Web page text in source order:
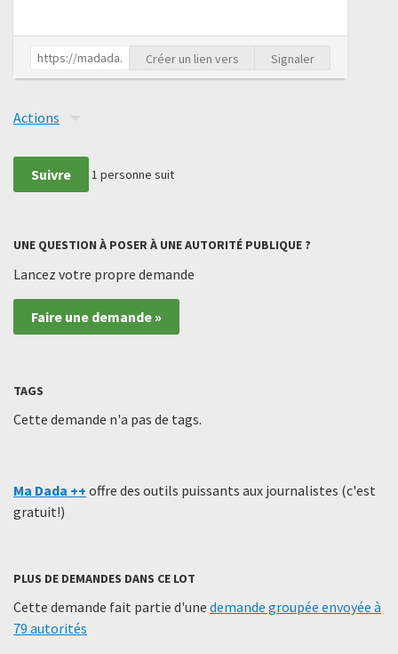
Créer un lien vers Signaler
Actions
Suivre 1 personne suit
UNE QUESTION À POSER À UNE AUTORITÉ PUBLIQUE ?
Lancez votre propre demande
Faire une demande »
TAGS
Cette demande n'a pas de tags.
Ma Dada ++ offre des outils puissants aux journalistes (c'est
gratuit!)
PLUS DE DEMANDES DANS CE LOT
Cette demande fait partie d'une demande groupée envoyée à
79 autorités